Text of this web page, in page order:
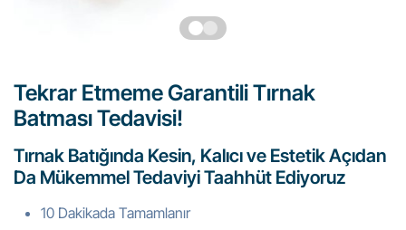
Tekrar Etmeme Garantili Tırnak
Batması Tedavisi!
Tırnak Batığında Kesin, Kalıcı ve Estetik Açıdan
Da Mükemmel Tedaviyi Taahhüt Ediyoruz
10 Dakikada Tamamlanır